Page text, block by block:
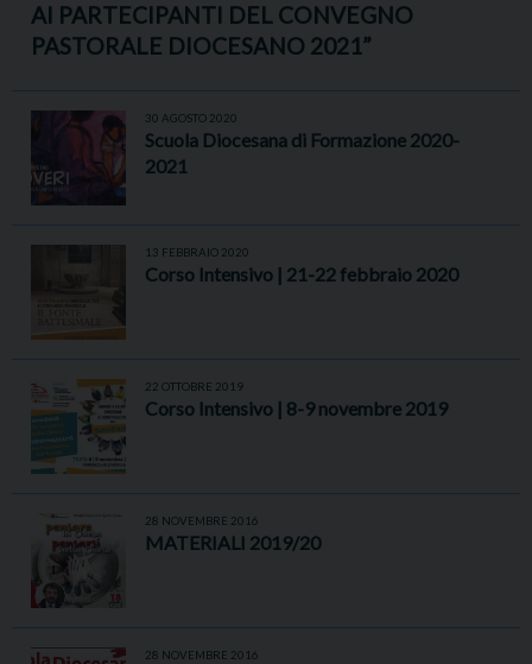
AI PARTECIPANTI DEL CONVEGNO
PASTORALE DIOCESANO 2021”
30 AGOSTO 2020
Scuola Diocesana di Formazione 2020-
2021
13 FEBBRAIO 2020
Corso Intensivo | 21-22 febbraio 2020
22 OTTOBRE 2019
Corso Intensivo | 8-9 novembre 2019
28 NOVEMBRE 2016
MATERIALI 2019/20
28 NOVEMBRE 2016